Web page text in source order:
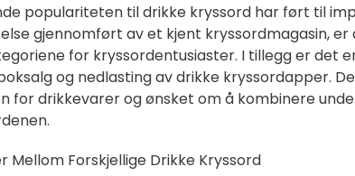
populariteten til drikke kryssord har ført til
gjennomført av et kjent kryssordmagasin,
for kryssordentusiaster. I tillegg er det
og nedlasting av drikke kryssordapper.
for drikkevarer og ønsket om å kombinere
Mellom Forskjellige Drikke Kryssord